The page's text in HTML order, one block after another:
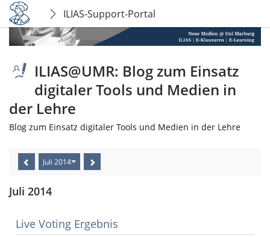
ILIAS-Support-Portal
ILIAS@UMR: Blog zum Einsatz
digitaler Tools und Medien in
der Lehre
Blog zum Einsatz digitaler Tools und Medien in der Lehre
Juli 2014
Juli 2014
Live Voting Ergebnis